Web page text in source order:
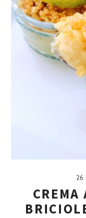
26
CREMA